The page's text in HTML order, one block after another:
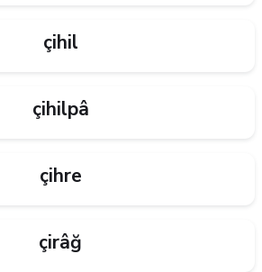
çihil
çihilpâ
çihre
çirâğ